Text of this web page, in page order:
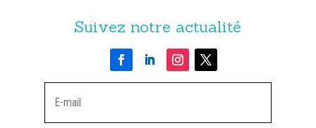
Suivez notre actualité